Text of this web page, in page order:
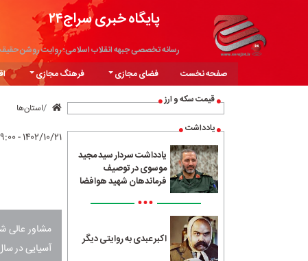
پایگاه خبری سراج۲۴
رسانه تخصصی جبهه انقلاب اسلامی؛ روایت روشن
صفحه نخست فضای مجازی فرهنگ مجازی
قیمت سکه و ارز
یادداشت
یادداشت سردار سید مجید
موسوی در توصیف
فرماندهان شهید هوافضا
•••
اکبر عبدی به روایتی دیگر
استان‌ها
۱۴۰۲/۱۰/۲۱ - ۱۹:۰۰
مشاور عالی
آسیایی در سال ۲۰۲۴ میلادی خبر